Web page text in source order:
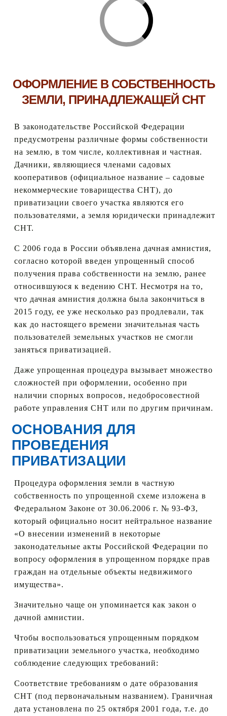
ОФОРМЛЕНИЕ В СОБСТВЕННОСТЬ
ЗЕМЛИ, ПРИНАДЛЕЖАЩЕЙ СНТ
В законодательстве Российской Федерации
предусмотрены различные формы собственности
на землю, в том числе, коллективная и частная.
Дачники, являющиеся членами садовых
кооперативов (официальное название – садовые
некоммерческие товарищества СНТ), до
приватизации своего участка являются его
пользователями, а земля юридически принадлежит
СНТ.
С 2006 года в России объявлена дачная амнистия,
согласно которой введен упрощенный способ
получения права собственности на землю, ранее
относившуюся к ведению СНТ. Несмотря на то,
что дачная амнистия должна была закончиться в
2015 году, ее уже несколько раз продлевали, так
как до настоящего времени значительная часть
пользователей земельных участков не смогли
заняться приватизацией.
Даже упрощенная процедура вызывает множество
сложностей при оформлении, особенно при
наличии спорных вопросов, недобросовестной
работе управления СНТ или по другим причинам.
ОСНОВАНИЯ ДЛЯ
ПРОВЕДЕНИЯ
ПРИВАТИЗАЦИИ
Процедура оформления земли в частную
собственность по упрощенной схеме изложена в
Федеральном Законе от 30.06.2006 г. № 93-ФЗ,
который официально носит нейтральное название
«О внесении изменений в некоторые
законодательные акты Российской Федерации по
вопросу оформления в упрощенном порядке прав
граждан на отдельные объекты недвижимого
имущества».
Значительно чаще он упоминается как закон о
дачной амнистии.
Чтобы воспользоваться упрощенным порядком
приватизации земельного участка, необходимо
соблюдение следующих требований:
Соответствие требованиям о дате образования
СНТ (под первоначальным названием). Граничная
дата установлена по 25 октября 2001 года, т.е. до